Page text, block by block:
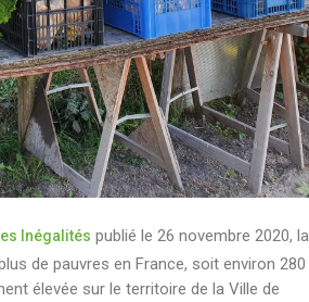
Inégalités publié le 26 novembre 2020, la
de pauvres en France, soit environ 280
élevée sur le territoire de la Ville de